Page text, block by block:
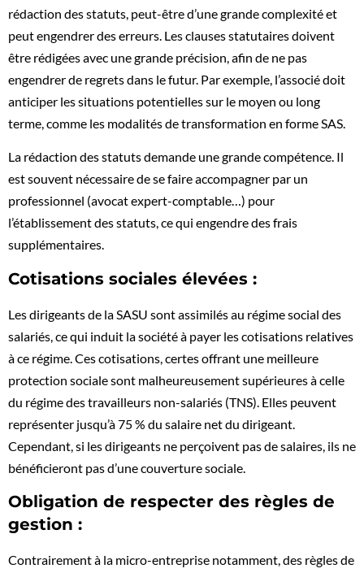
rédaction des statuts, peut-être d’une grande complexité et
peut engendrer des erreurs. Les clauses statutaires doivent
être rédigées avec une grande précision, afin de ne pas
engendrer de regrets dans le futur. Par exemple, l’associé doit
anticiper les situations potentielles sur le moyen ou long
terme, comme les modalités de transformation en forme SAS.
La rédaction des statuts demande une grande compétence. Il
est souvent nécessaire de se faire accompagner par un
professionnel (avocat expert-comptable…) pour
l’établissement des statuts, ce qui engendre des frais
supplémentaires.
Cotisations sociales élevées :
Les dirigeants de la SASU sont assimilés au régime social des
salariés, ce qui induit la société à payer les cotisations relatives
à ce régime. Ces cotisations, certes offrant une meilleure
protection sociale sont malheureusement supérieures à celle
du régime des travailleurs non-salariés (TNS). Elles peuvent
représenter jusqu’à 75 % du salaire net du dirigeant.
Cependant, si les dirigeants ne perçoivent pas de salaires, ils ne
bénéficieront pas d’une couverture sociale.
Obligation de respecter des règles de
gestion :
Contrairement à la micro-entreprise notamment, des règles de